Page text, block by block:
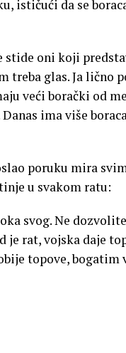
ističući da se
stide oni koji
treba glas. Ja lično
veći borački od
ima više
poruku mira
u svakom ratu:
svog. Ne
je rat, vojska daje
topove, bogatim